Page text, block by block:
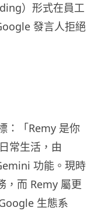
）形式在員工
發言人拒絕
：「Remy 是你
常生活，由
功能。現時
，而 Remy 屬更
生態系